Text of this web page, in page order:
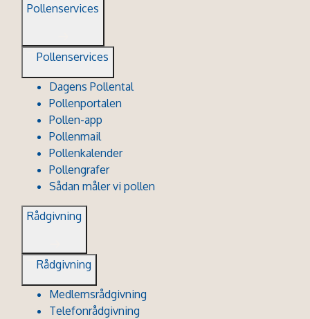
Pollenservices
Pollenservices
Dagens Pollental
Pollenportalen
Pollen-app
Pollenmail
Pollenkalender
Pollengrafer
Sådan måler vi pollen
Rådgivning
Rådgivning
Medlemsrådgivning
Telefonrådgivning